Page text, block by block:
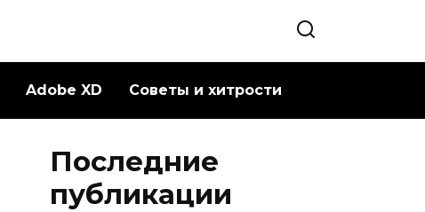
Adobe XD Советы и хитрости
Последние
публикации